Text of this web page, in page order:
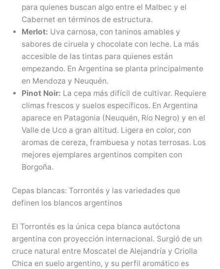
para quienes buscan algo entre el Malbec y el
Cabernet en términos de estructura.
Merlot: Uva carnosa, con taninos amables y
sabores de ciruela y chocolate con leche. La más
accesible de las tintas para quienes están
empezando. En Argentina se planta principalmente
en Mendoza y Neuquén.
Pinot Noir: La cepa más difícil de cultivar. Requiere
climas frescos y suelos específicos. En Argentina
aparece en Patagonia (Neuquén, Río Negro) y en el
Valle de Uco a gran altitud. Ligera en color, con
aromas de cereza, frambuesa y notas terrosas. Los
mejores ejemplares argentinos compiten con
Borgoña.
Cepas blancas: Torrontés y las variedades que
definen los blancos argentinos
El Torrontés es la única cepa blanca autóctona
argentina con proyección internacional. Surgió de un
cruce natural entre Moscatel de Alejandría y Criolla
Chica en suelo argentino, y su perfil aromático es